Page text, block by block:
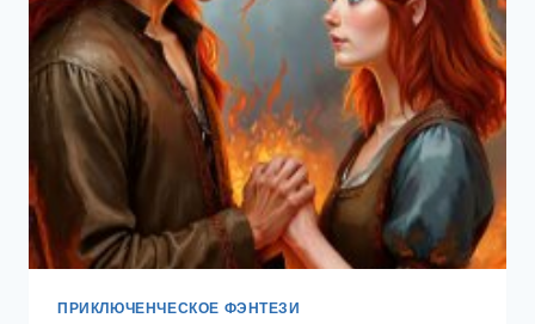
ПРИКЛЮЧЕНЧЕСКОЕ ФЭНТЕЗИ